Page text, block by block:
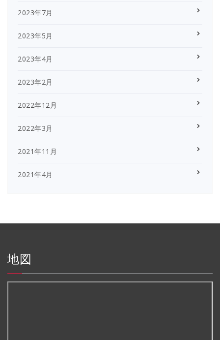
2023年7月
2023年5月
2023年4月
2023年2月
2022年12月
2022年3月
2021年11月
2021年4月
地図